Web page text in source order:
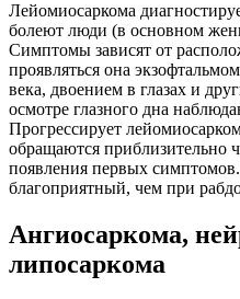
Лейомиосаркома
болеют люди (в основном
Симптомы зависят от
проявляться она
века, двоением в глазах и
осмотре глазного дна
Прогрессирует
обращаются приблизительно
появления первых
благоприятный, чем при
Ангиосаркома,
липосаркома